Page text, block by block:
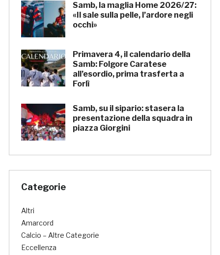
Samb, la maglia Home 2026/27:
«Il sale sulla pelle, l’ardore negli
occhi»
Primavera 4, il calendario della
Samb: Folgore Caratese
all’esordio, prima trasferta a
Forlì
Samb, su il sipario: stasera la
presentazione della squadra in
piazza Giorgini
Categorie
Altri
Amarcord
Calcio – Altre Categorie
Eccellenza